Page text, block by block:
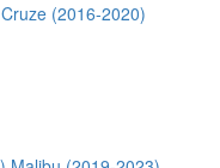
Cruze (2016-2020)